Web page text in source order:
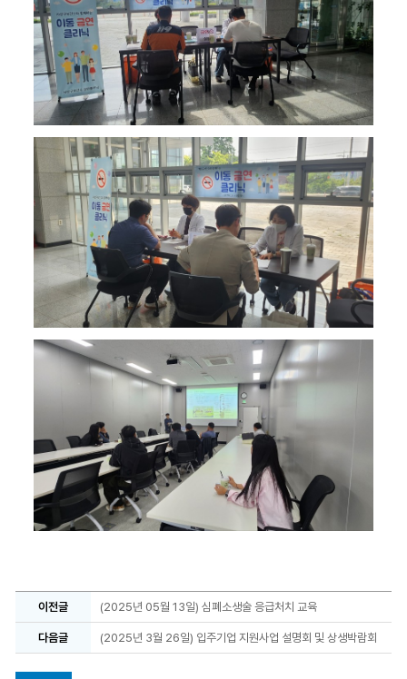
이전글 (2025년 05월 13일) 심폐소생술 응급처치 교육
다음글 (2025년 3월 26일) 입주기업 지원사업 설명회 및 상생박람회